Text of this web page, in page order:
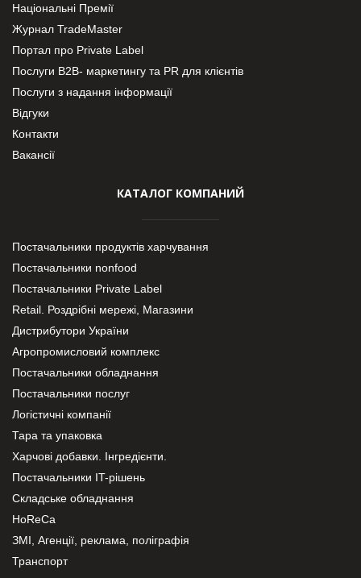
Національні Премії
Журнал TradeMaster
Портал про Private Label
Послуги В2В- маркетингу та PR для клієнтів
Послуги з надання інформації
Відгуки
Контакти
Вакансії
КАТАЛОГ КОМПАНИЙ
Постачальники продуктів харчування
Постачальники nonfood
Постачальники Private Label
Retail. Роздрібні мережі, Магазини
Дистрибутори України
Агропромисловий комплекс
Постачальники обладнання
Постачальники послуг
Логістичні компанії
Тара та упаковка
Харчові добавки. Інгредієнти.
Постачальники IT-рішень
Складське обладнання
HoReCa
ЗМІ, Агенції, реклама, поліграфія
Транспорт